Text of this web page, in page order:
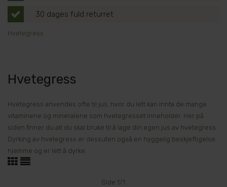
30 dages fuld returret
Hvetegress
Hvetegress
Hvetegress anvendes ofte til jus, hvor du lett kan innta de mange
vitaminene og mineralene som hvetegresset inneholder. Her på
siden finner du alt du skal bruke til å lage din egen jus av hvetegress.
Dyrking av hvetegress er dessuten også en hyggelig beskjeftigelse
hjemme og er lett å dyrke.
Side 1/1